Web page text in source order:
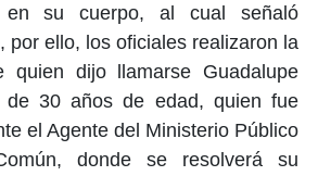
en su cuerpo, al cual señaló
por ello, los oficiales realizaron la
quien dijo llamarse Guadalupe
de 30 años de edad, quien fue
el Agente del Ministerio Público
donde se resolverá su